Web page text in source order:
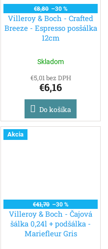
€8,80 –30 %
Villeroy & Boch - Crafted
Breeze - Espresso posšálka
12cm
Skladom
€5,01 bez DPH
€6,16
Do košíka
Akcia
€41,70 –30 %
Villeroy & Boch - Čajová
šálka 0,24l + podšálka -
Mariefleur Gris